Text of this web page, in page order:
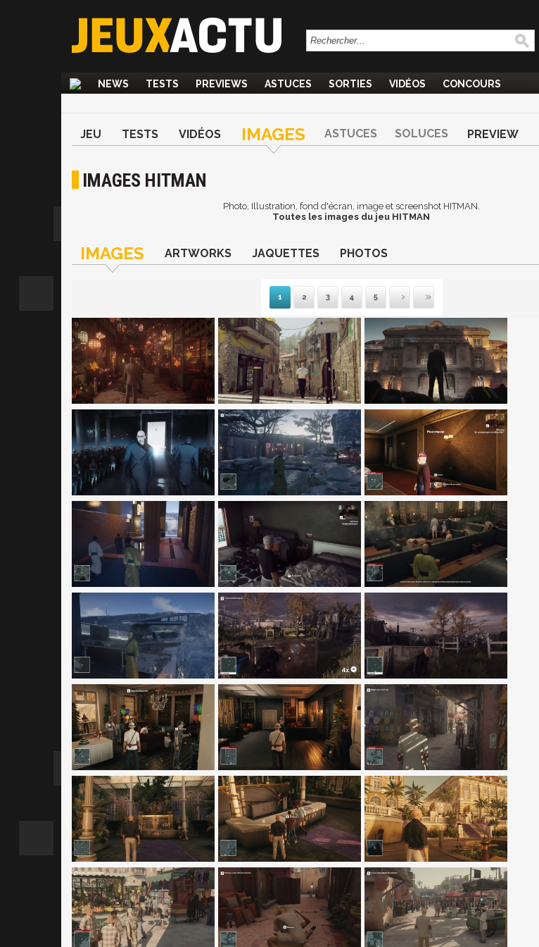
NEWS TESTS PREVIEWS ASTUCES SORTIES VIDÉOS CONCOURS
JEU TESTS VIDÉOS IMAGES ASTUCES SOLUCES PREVIEW
IMAGES HITMAN
Photo, Illustration, fond d'écran, image et screenshot HITMAN.
Toutes les images du jeu HITMAN
IMAGES ARTWORKS JAQUETTES PHOTOS
1 2 3 4 5
Suivante
Dernière